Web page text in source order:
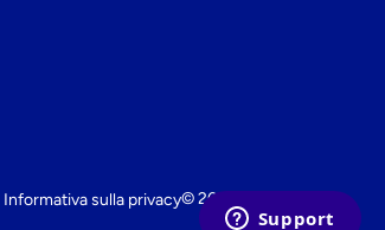
Informativa sulla privacy© 2026 My Oxford